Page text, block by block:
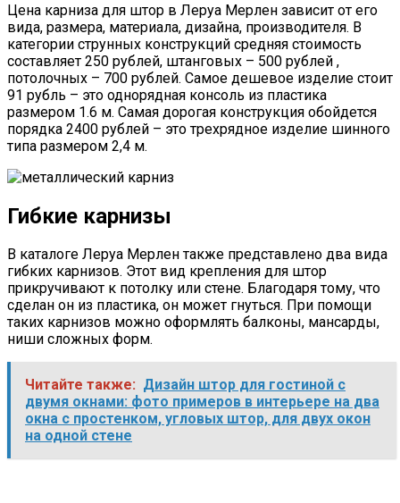
Цена карниза для штор в Леруа Мерлен зависит от его
вида, размера, материала, дизайна, производителя. В
категории струнных конструкций средняя стоимость
составляет 250 рублей, штанговых – 500 рублей ,
потолочных – 700 рублей. Самое дешевое изделие стоит
91 рубль – это однорядная консоль из пластика
размером 1.6 м. Самая дорогая конструкция обойдется
порядка 2400 рублей – это трехрядное изделие шинного
типа размером 2,4 м.
Гибкие карнизы
В каталоге Леруа Мерлен также представлено два вида
гибких карнизов. Этот вид крепления для штор
прикручивают к потолку или стене. Благодаря тому, что
сделан он из пластика, он может гнуться. При помощи
таких карнизов можно оформлять балконы, мансарды,
ниши сложных форм.
Читайте также: Дизайн штор для гостиной с
двумя окнами: фото примеров в интерьере на два
окна с простенком, угловых штор, для двух окон
на одной стене